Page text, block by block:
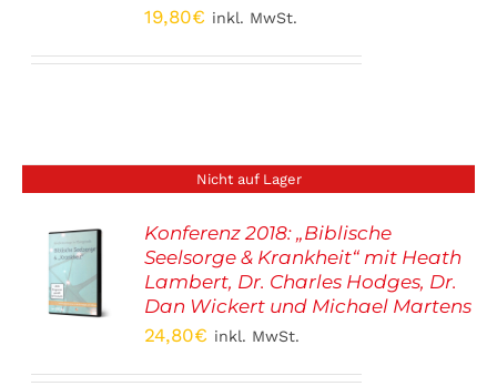
19,80€ inkl. MwSt.
Nicht auf Lager
Konferenz 2018: „Biblische
Seelsorge & Krankheit“ mit Heath
Lambert, Dr. Charles Hodges, Dr.
Dan Wickert und Michael Martens
24,80€ inkl. MwSt.